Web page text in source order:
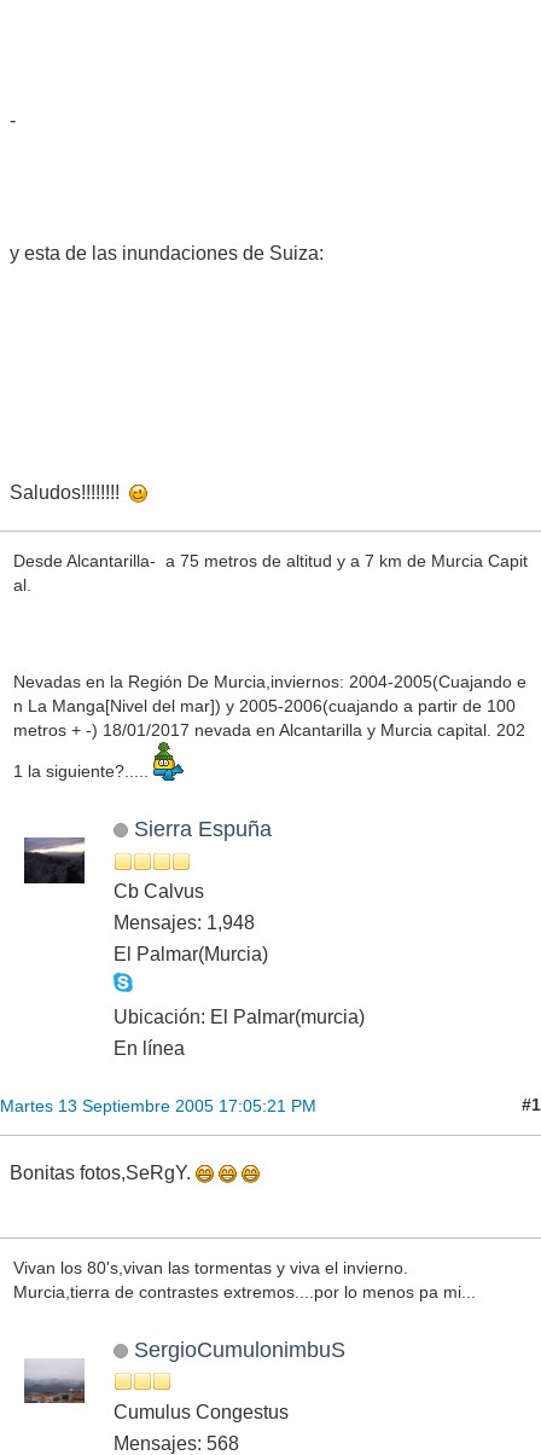
-
y esta de las inundaciones de Suiza:
Saludos!!!!!!!!
Desde Alcantarilla- a 75 metros de altitud y a 7 km de Murcia Capit
al.
Nevadas en la Región De Murcia,inviernos: 2004-2005(Cuajando e
n La Manga[Nivel del mar]) y 2005-2006(cuajando a partir de 100
metros + -) 18/01/2017 nevada en Alcantarilla y Murcia capital. 202
1 la siguiente?.....
Sierra Espuña
Cb Calvus
Mensajes: 1,948
El Palmar(Murcia)
Ubicación: El Palmar(murcia)
En línea
Martes 13 Septiembre 2005 17:05:21 PM #1
Bonitas fotos,SeRgY.
Vivan los 80's,vivan las tormentas y viva el invierno.
Murcia,tierra de contrastes extremos....por lo menos pa mi...
SergioCumulonimbuS
Cumulus Congestus
Mensajes: 568